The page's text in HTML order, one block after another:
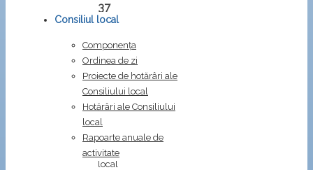
37
/
2025
privind
modificarea
unei
hotărâri
consiliului
local
Consiliul local
Componența
Ordinea de zi
Proiecte de hotărâri ale
Consiliului local
Hotărâri ale Consiliului
local
Rapoarte anuale de
activitate